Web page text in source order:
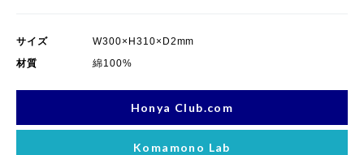
サイズ
W300×H310×D2mm
材質
綿100%
Honya Club.com
Komamono Lab